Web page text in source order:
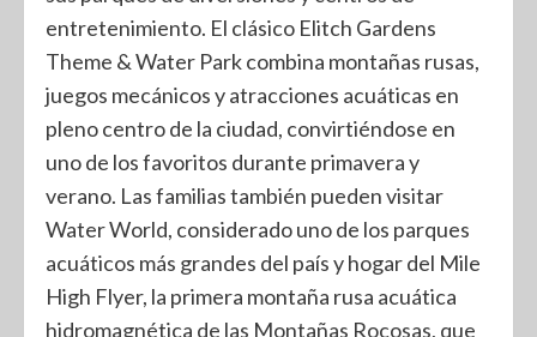
entretenimiento. El clásico Elitch Gardens
Theme & Water Park combina montañas rusas,
juegos mecánicos y atracciones acuáticas en
pleno centro de la ciudad, convirtiéndose en
uno de los favoritos durante primavera y
verano. Las familias también pueden visitar
Water World, considerado uno de los parques
acuáticos más grandes del país y hogar del Mile
High Flyer, la primera montaña rusa acuática
hidromagnética de las Montañas Rocosas, que